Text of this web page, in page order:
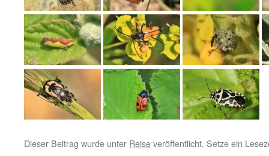
Dieser Beitrag wurde unter Reiseveröffentlicht. Setze ein